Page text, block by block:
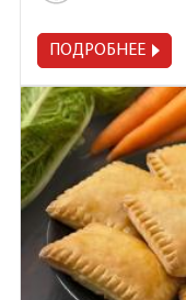
ПОДРОБНЕЕ